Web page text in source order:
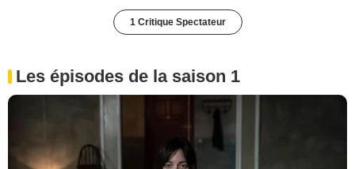
1 Critique Spectateur
Les épisodes de la saison 1